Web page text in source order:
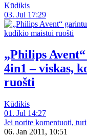
Kūdikis
03. Jul 17:29
„Philips
4in1 – viskas,
ruošti
Kūdikis
01. Jul 14:27
Jei norite komentuoti,
06. Jan 2011, 10:51